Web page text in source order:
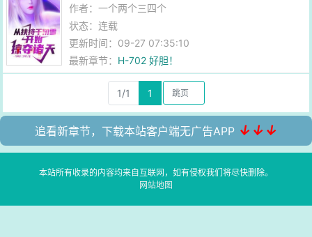
作者：一个两个三四个
状态：连载
更新时间：09-27 07:35:10
最新章节： H-702 好胆！
1/1 1
追看新章节，下载本站客户端无广告APP ↓↓↓
本站所有收录的内容均来自互联网，如有侵权我们将尽快删除。
网站地图